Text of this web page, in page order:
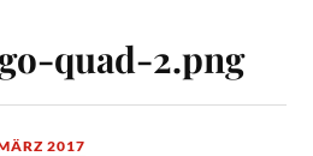
quad-2.png
2017